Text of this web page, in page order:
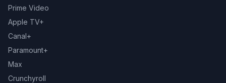
Prime Video
Apple TV+
Canal+
Paramount+
Max
Crunchyroll